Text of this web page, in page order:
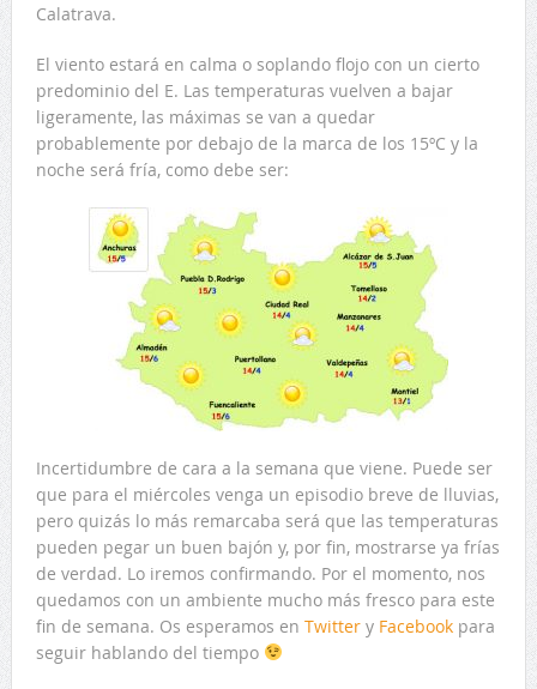
Calatrava.
El viento estará en calma o soplando flojo con un cierto
predominio del E. Las temperaturas vuelven a bajar
ligeramente, las máximas se van a quedar
probablemente por debajo de la marca de los 15ºC y la
noche será fría, como debe ser:
Incertidumbre de cara a la semana que viene. Puede ser
que para el miércoles venga un episodio breve de lluvias,
pero quizás lo más remarcaba será que las temperaturas
pueden pegar un buen bajón y, por fin, mostrarse ya frías
de verdad. Lo iremos confirmando. Por el momento, nos
quedamos con un ambiente mucho más fresco para este
fin de semana. Os esperamos en Twittery Facebookpara
seguir hablando del tiempo